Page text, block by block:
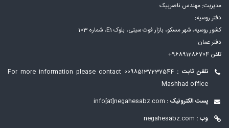
مدیریت: مهندس ناصربیک
دفتر روسیه:
کشور روسیه، شهر مسكو، بازار فوت سيتی، بلوک E1، شماره 103
دفتر عمان:
تلفن 96891286704+
تلفن ثابت : 00985137237544
For more information please contact
Mashhad office
پست الکترونیک : info[at]negahesabz.com
وب : negahesabz.com